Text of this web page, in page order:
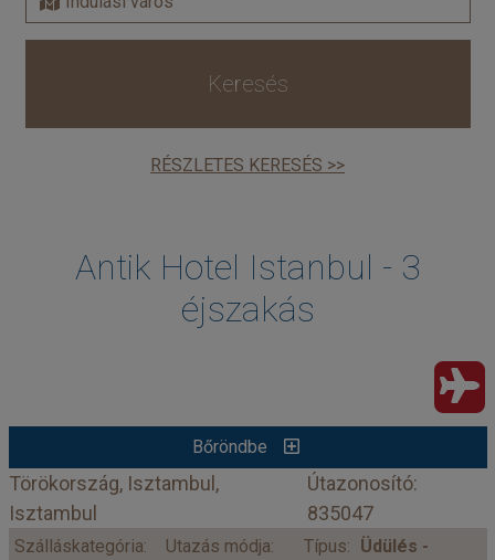
Keresés
RÉSZLETES KERESÉS >>
Antik Hotel Istanbul - 3
éjszakás
Bőröndbe
Törökország, Isztambul,
Isztambul
Útazonosító:
835047
Szálláskategória:
Utazás módja:
Típus: Üdülés -